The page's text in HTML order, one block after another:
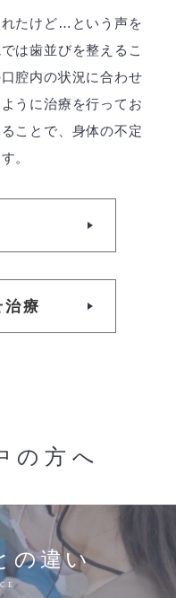
たけど…という声を
は歯並びを整えるこ
腔内の状況に合わせ
うに治療を行ってお
ことで、身体の不定
。
療
の方へ
の違い